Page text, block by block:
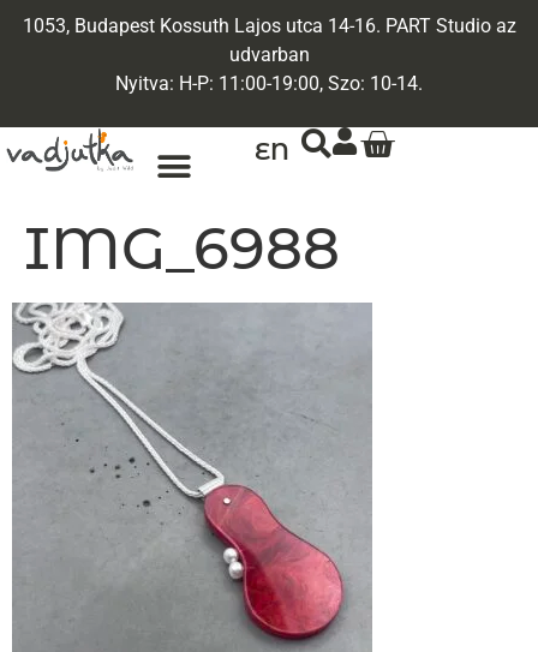
1053, Budapest Kossuth Lajos utca 14-16. PART Studio az
udvarban
Nyitva: H-P: 11:00-19:00, Szo: 10-14.
EN
IMG_6988